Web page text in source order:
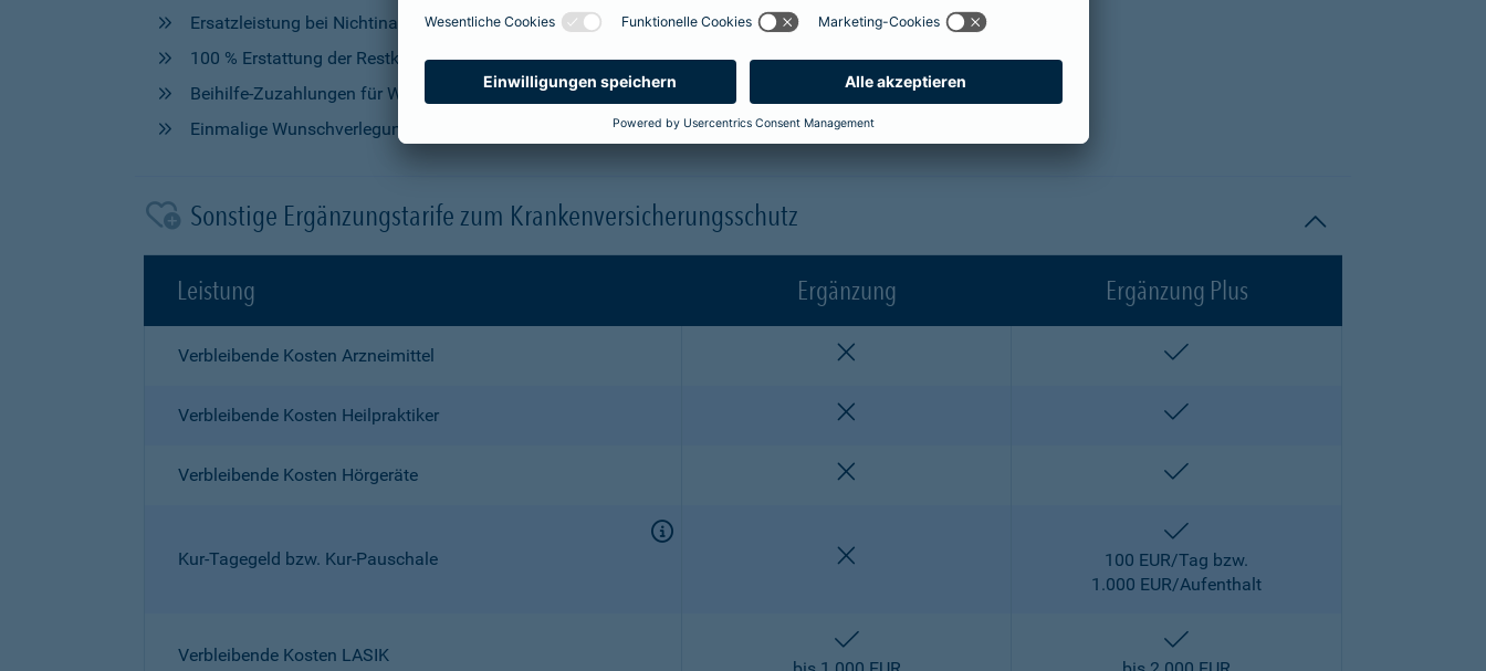
Ersatzleistung bei Nichtinanspruchnahme der Wahlleistungen
100 % Erstattung der Restkosten, nach Vorleistung der Beihilfe
Beihilfe-Zuzahlungen für Wahlleistungen
Einmalige Wunschverlegung
Sonstige Ergänzungstarife zum Krankenversicherungsschutz
Leistung Ergänzung Ergänzung Plus
Verbleibende Kosten Arzneimittel
Verbleibende Kosten Heilpraktiker
Verbleibende Kosten Hörgeräte
Kur-Tagegeld bzw. Kur-Pauschale
100 EUR/Tag bzw.
1.000 EUR/Aufenthalt
Verbleibende Kosten LASIK
enthalten